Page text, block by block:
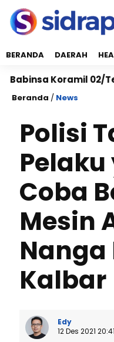
BERANDA DAERAH
Koramil 02/Tellu
Beranda / News
Polisi
Coba
Mesin
Kalbar
Edy
12 Des 2021 20:41